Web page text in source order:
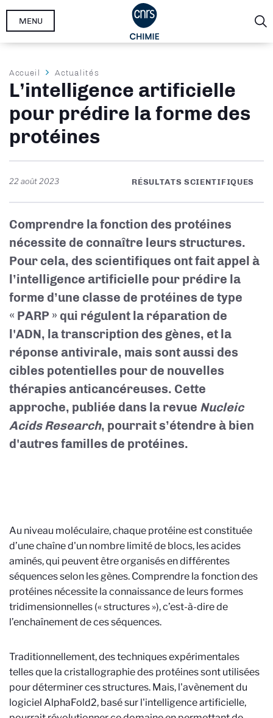
Aller
MENU
Fil
d'Ariane
Accueil Actualités
L’intelligence artificielle
pour prédire la forme des
protéines
22 août 2023 RÉSULTATS SCIENTIFIQUES
Comprendre la fonction des protéines
nécessite de connaître leurs structures.
Pour cela, des scientifiques ont fait appel à
l’intelligence artificielle pour prédire la
forme d’une classe de protéines de type
« PARP » qui régulent la réparation de
l'ADN, la transcription des gènes, et la
réponse antivirale, mais sont aussi des
cibles potentielles pour de nouvelles
thérapies anticancéreuses. Cette
approche, publiée dans la revue Nucleic
Acids Research, pourrait s’étendre à bien
d'autres familles de protéines.
Au niveau moléculaire, chaque protéine est constituée
d’une chaîne d'un nombre limité de blocs, les acides
aminés, qui peuvent être organisés en différentes
séquences selon les gènes. Comprendre la fonction des
protéines nécessite la connaissance de leurs formes
tridimensionnelles (« structures »), c’est-à-dire de
l’enchaînement de ces séquences.
Traditionnellement, des techniques expérimentales
telles que la cristallographie des protéines sont utilisées
pour déterminer ces structures. Mais, l'avènement du
logiciel AlphaFold2, basé sur l'intelligence artificielle,